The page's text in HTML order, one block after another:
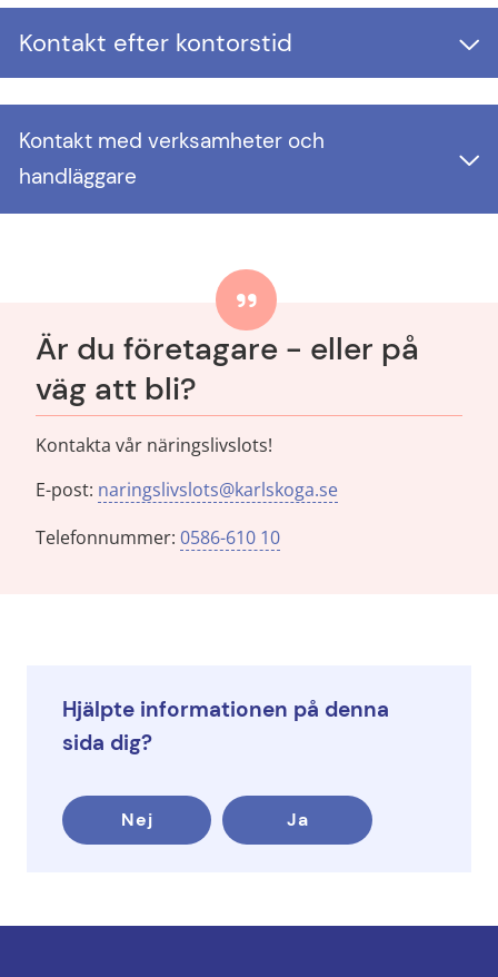
Kontakt efter kontorstid
Kontakt med verksamheter och
handläggare
Är du företagare - eller på
väg att bli?
Kontakta vår näringslivslots!
E-post: naringslivslots@karlskoga.se
Telefonnummer: 0586-610 10
Hjälpte informationen på denna
sida dig?
Nej Ja